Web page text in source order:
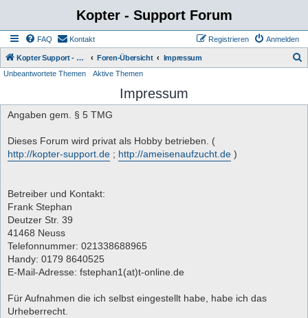
Kopter - Support Forum
FAQ Kontakt Anmelden
Registrieren
Kopter Support - von Anwendern für Anwender. Foren-Übersicht Impressum
h
Unbeantwortete Themen Aktive Themen
Impressum
Angaben gem. § 5 TMG
Dieses Forum wird privat als Hobby betrieben. (
http://kopter-support.de ; http://ameisenaufzucht.de )
Betreiber und Kontakt:
Frank Stephan
Deutzer Str. 39
41468 Neuss
Telefonnummer: 021338688965
Handy: 0179 8640525
E-Mail-Adresse: fstephan1(at)t-online.de
Für Aufnahmen die ich selbst eingestellt habe, habe ich das
Urheberrecht.